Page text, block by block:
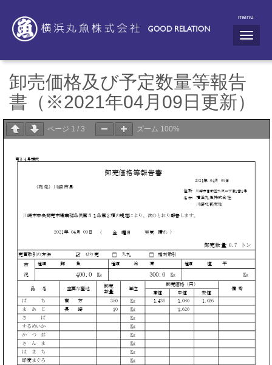
menu
N
a
i
n
卸売価格及び予定数量等報告
書（※2021年04月09日更新）
ページ 1 / 3 ズーム 100%